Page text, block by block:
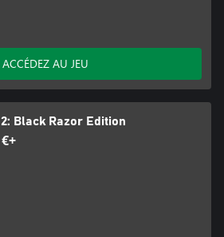
ACCÉDEZ AU JEU
Black Razor Edition